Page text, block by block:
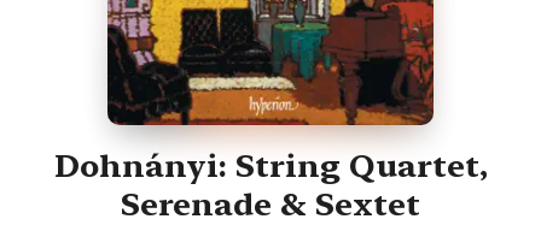
Dohnányi: String Quartet,
Serenade & Sextet